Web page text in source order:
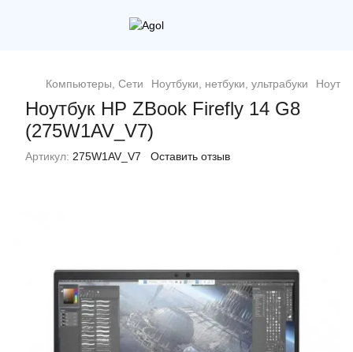
Компьютеры, Сети Ноутбуки, нетбуки, ультрабуки
Ноутбук HP ZBook Firefly 14 G8
(275W1AV_V7)
Артикул: 275W1AV_V7 Оставить отзыв